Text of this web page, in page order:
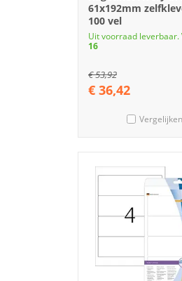
61x192mm
100 vel
Uit voorraad leverbaar.
16
€53,92
€ 36,42
Vergelijken